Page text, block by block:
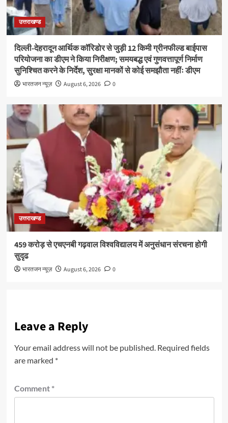
उत्तराखण्ड
दिल्ली-देहरादून आर्थिक कॉरिडोर से जुड़ी 12 किमी ग्रीनफील्ड बाईपास
परियोजना का डीएम ने किया निरीक्षण; समयबद्ध एवं गुणवत्तापूर्ण निर्माण
सुनिश्चित करने के निर्देश, सुरक्षा मानकों से कोई समझौता नहींः डीएम
भारतजन न्यूज़ August 6, 2026 0
उत्तराखण्ड
459 करोड़ से एचएनबी गढ़वाल विश्वविद्यालय में अनुसंधान संरचना होगी
सुदृढ
भारतजन न्यूज़ August 6, 2026 0
Leave a Reply
Your email address will not be published. Required fields
are marked *
Comment *